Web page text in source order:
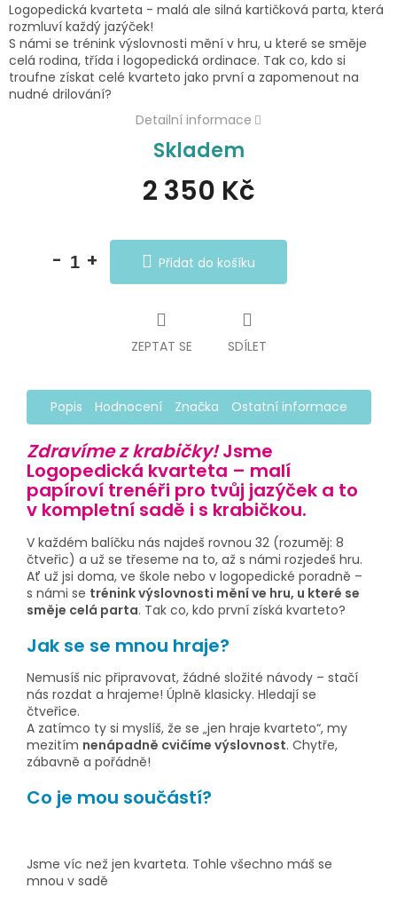
2 350 Kč
cena:
Skladem
Přidat do košíku
Logopedická kvarteta - malá ale silná kartičková parta, která
rozmluví každý jazýček!
S námi se trénink výslovnosti mění v hru, u které se směje
celá rodina, třída i logopedická ordinace. Tak co, kdo si
troufne získat celé kvarteto jako první a zapomenout na
nudné drilování?
Detailní informace
ZEPTAT SE SDÍLET
Popis Hodnocení Značka Ostatní informace
Zdravíme z krabičky!Jsme
Logopedická kvarteta – malí
papíroví trenéři pro tvůj jazýček a to
v kompletní sadě i s krabičkou.
V každém balíčku nás najdeš rovnou 32 (rozuměj: 8
čtveřic) a už se třeseme na to, až s námi rozjedeš hru.
Ať už jsi doma, ve škole nebo v logopedické poradně –
s námi se trénink výslovnosti mění ve hru, u které se
směje celá parta. Tak co, kdo první získá kvarteto?
Jak se se mnou hraje?
Nemusíš nic připravovat, žádné složité návody – stačí
nás rozdat a hrajeme! Úplně klasicky. Hledají se
čtveřice.
A zatímco ty si myslíš, že se „jen hraje kvarteto“, my
mezitím nenápadně cvičíme výslovnost. Chytře,
zábavně a pořádně!
Co je mou součástí?
Jsme víc než jen kvarteta. Tohle všechno máš se
mnou v sadě